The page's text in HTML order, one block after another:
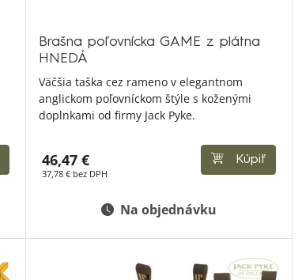
Brašna poľovnícka GAME z plátna
HNEDÁ
Väčšia taška cez rameno v elegantnom
anglickom poľovníckom štýle s koženými
doplnkami od firmy Jack Pyke.
46,47 €
37,78 € bez DPH
Kúpiť
Na objednávku